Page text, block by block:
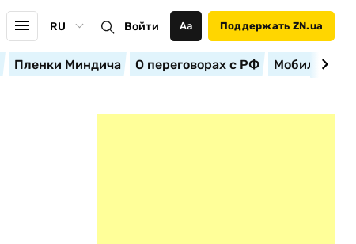
RU Войти Аа Поддержать ZN.ua
Пленки Миндича О переговорах с РФ